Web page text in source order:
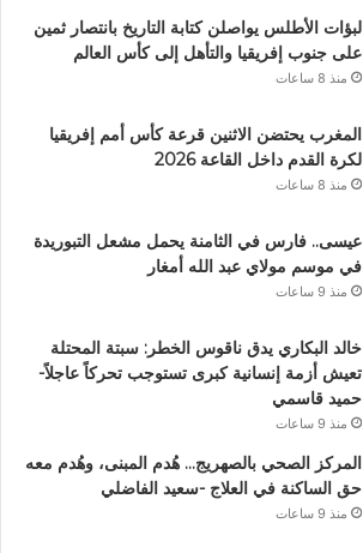
لبؤات الأطلس يواصلن كتابة التاريخ بانتصار ثمين
على جنوب إفريقيا والتأهل إلى كأس العالم
منذ 8 ساعات
المغرب يحتضن الاثنين قرعة كأس أمم إفريقيا
لكرة القدم داخل القاعة 2026
منذ 8 ساعات
عيسى.. فارس في الثامنة يحمل مشعل التبوريدة
في موسم مولاي عبد الله أمغار
منذ 9 ساعات
خالد البكاري يدق ناقوس الخطر: سبتة المحتلة
تعيش أزمة إنسانية كبرى تستوجب تحركاً عاجلاً-
حميد قاسمي
منذ 9 ساعات
المركز الصحي بالصهريج… هُدم المبنى، وهُدم معه
حق الساكنة في العلاج -سعيد الفاضلي
منذ 9 ساعات